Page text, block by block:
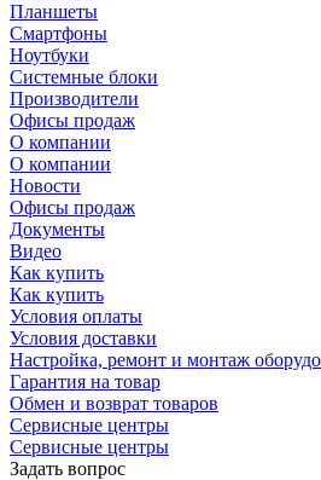
Планшеты
Смартфоны
Ноутбуки
Системные блоки
Производители
Офисы продаж
О компании
О компании
Новости
Офисы продаж
Документы
Видео
Как купить
Как купить
Условия оплаты
Условия доставки
Настройка, ремонт и монтаж
Гарантия на товар
Обмен и возврат товаров
Сервисные центры
Сервисные центры
Задать вопрос